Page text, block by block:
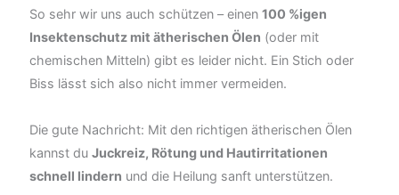
So sehr wir uns auch schützen – einen100 %igen
Insektenschutz mit ätherischen Ölen (oder mit
chemischen Mitteln) gibt es leider nicht. Ein Stich oder
Biss lässt sich also nicht immer vermeiden.
Die gute Nachricht: Mit den richtigen ätherischen Ölen
kannst duJuckreiz, Rötung und Hautirritationen
schnell lindern und die Heilung sanft unterstützen.